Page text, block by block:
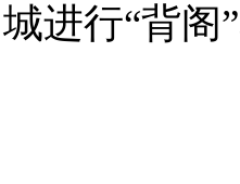
城进行“背阁”